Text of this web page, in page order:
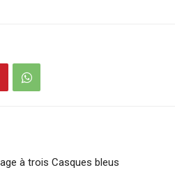
à trois Casques bleus